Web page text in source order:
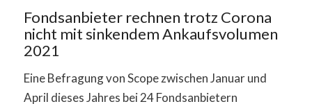
Fondsanbieter rechnen trotz Corona
nicht mit sinkendem Ankaufsvolumen
2021
Eine Befragung von Scope zwischen Januar und
April dieses Jahres bei 24 Fondsanbietern